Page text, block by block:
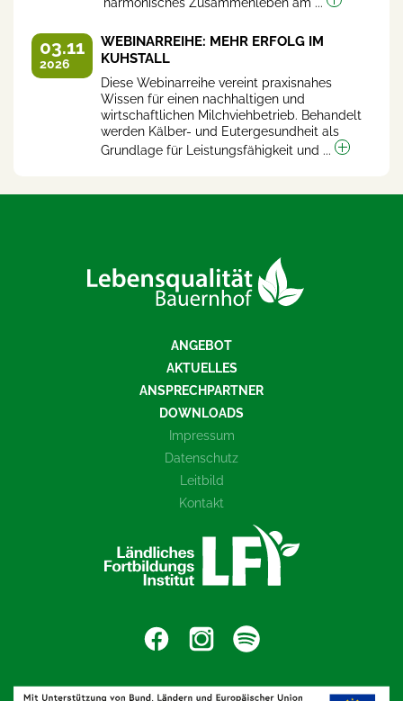
03.11
2026
WEBINARREIHE: MEHR ERFOLG IM
KUHSTALL
Diese Webinarreihe vereint praxisnahes
Wissen für einen nachhaltigen und
wirtschaftlichen Milchviehbetrieb. Behandelt
werden Kälber- und Eutergesundheit als
Grundlage für Leistungsfähigkeit und ...
ANGEBOT
AKTUELLES
ANSPRECHPARTNER
DOWNLOADS
Impressum
Datenschutz
Leitbild
Kontakt